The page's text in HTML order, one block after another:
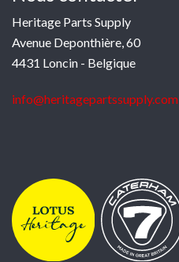
Heritage Parts Supply
Avenue Deponthière, 60
4431 Loncin - Belgique
info@heritagepartssupply.com